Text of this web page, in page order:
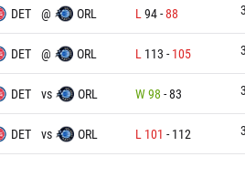
DET @ ORL L 94-88
DET @ ORL L 113 - 105
DET vs ORL W98 -83
DET vs ORL L 101 - 112